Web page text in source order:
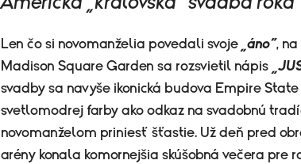
Len čo si novomanželia povedali svoje „áno“,
Madison Square Garden sa rozsvietil nápis
svadby sa navyše ikonická budova Empire
svetlomodrej farby ako odkaz na svadobnú
novomanželom priniesť šťastie. Už deň pred
arény konala komornejšia skúšobná večera pre